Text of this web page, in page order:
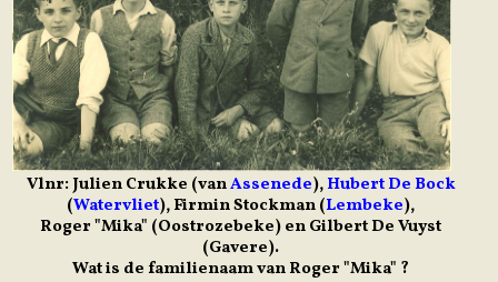
Vlnr: Julien Crukke (vanAssenede),Hubert De Bock
(Watervliet), Firmin Stockman (Lembeke),
Roger "Mika" (Oostrozebeke) en Gilbert De Vuyst
(Gavere).
Wat is de familienaam van Roger "Mika" ?